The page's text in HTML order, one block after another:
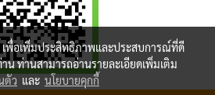
เพื่อเพิ่มประสิทธิภาพและประสบการณ์ที่ดี
าน ท่านสามารถอ่านรายละเอียดเพิ่มเติม
ตัว และ นโยบายคุกกี้